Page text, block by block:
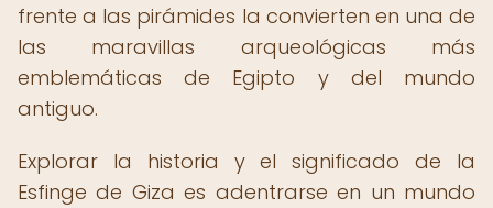
frente a las pirámides la convierten en una de
las maravillas arqueológicas más
emblemáticas de Egipto y del mundo
antiguo.
Explorar la historia y el significado de la
Esfinge de Giza es adentrarse en un mundo